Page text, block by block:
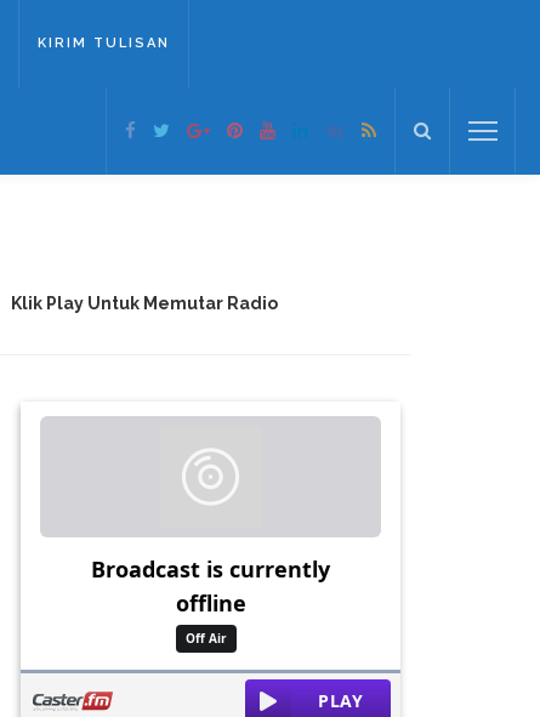
KIRIM TULISAN
Klik Play Untuk Memutar Radio